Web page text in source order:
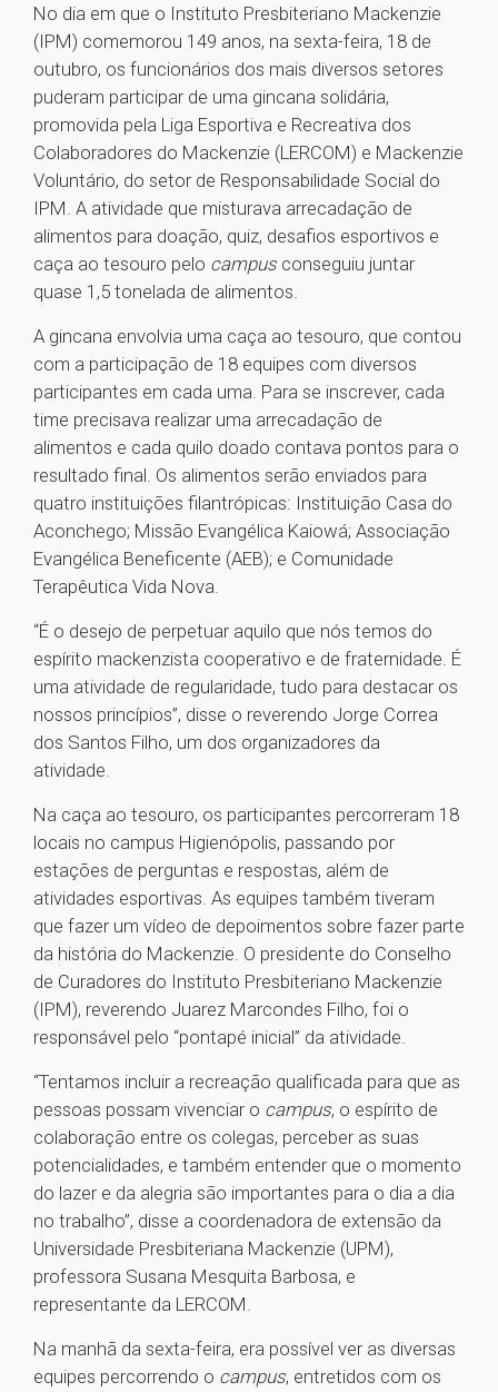
No dia em que o Instituto Presbiteriano Mackenzie
(IPM) comemorou 149 anos, na sexta-feira, 18 de
outubro, os funcionários dos mais diversos setores
puderam participar de uma gincana solidária,
promovida pela Liga Esportiva e Recreativa dos
Colaboradores do Mackenzie (LERCOM) e Mackenzie
Voluntário, do setor de Responsabilidade Social do
IPM. A atividade que misturava arrecadação de
alimentos para doação, quiz, desafios esportivos e
caça ao tesouro pelo campus conseguiu juntar
quase 1,5 tonelada de alimentos.
A gincana envolvia uma caça ao tesouro, que contou
com a participação de 18 equipes com diversos
participantes em cada uma. Para se inscrever, cada
time precisava realizar uma arrecadação de
alimentos e cada quilo doado contava pontos para o
resultado final. Os alimentos serão enviados para
quatro instituições filantrópicas: Instituição Casa do
Aconchego; Missão Evangélica Kaiowá; Associação
Evangélica Beneficente (AEB); e Comunidade
Terapêutica Vida Nova.
“É o desejo de perpetuar aquilo que nós temos do
espírito mackenzista cooperativo e de fraternidade. É
uma atividade de regularidade, tudo para destacar os
nossos princípios”, disse o reverendo Jorge Correa
dos Santos Filho, um dos organizadores da
atividade.
Na caça ao tesouro, os participantes percorreram 18
locais no campus Higienópolis, passando por
estações de perguntas e respostas, além de
atividades esportivas. As equipes também tiveram
que fazer um vídeo de depoimentos sobre fazer parte
da história do Mackenzie. O presidente do Conselho
de Curadores do Instituto Presbiteriano Mackenzie
(IPM), reverendo Juarez Marcondes Filho, foi o
responsável pelo “pontapé inicial” da atividade.
“Tentamos incluir a recreação qualificada para que as
pessoas possam vivenciar o campus, o espírito de
colaboração entre os colegas, perceber as suas
potencialidades, e também entender que o momento
do lazer e da alegria são importantes para o dia a dia
no trabalho”, disse a coordenadora de extensão da
Universidade Presbiteriana Mackenzie (UPM),
professora Susana Mesquita Barbosa, e
representante da LERCOM.
Na manhã da sexta-feira, era possível ver as diversas
equipes percorrendo o campus, entretidos com os